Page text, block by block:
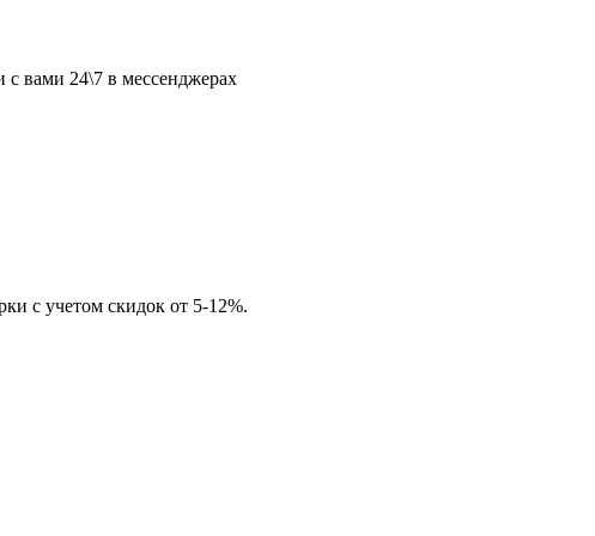
с вами 24\7 в мессенджерах
с учетом скидок от 5-12%.